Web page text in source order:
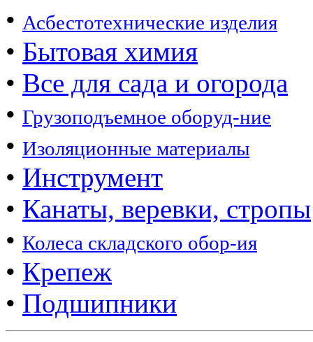
• Асбестотехнические изделия
• Бытовая химия
• Все для сада и огорода
• Грузоподъемное оборуд-ние
• Изоляционные материалы
• Инструмент
• Канаты, веревки, стропы
• Колеса складского обор-ия
• Крепеж
• Подшипники